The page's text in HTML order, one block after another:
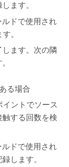
ます。
ドで使用され
。
ます。次の隣
る場合
イントでソース
する回数を検
ドで使用され
します。